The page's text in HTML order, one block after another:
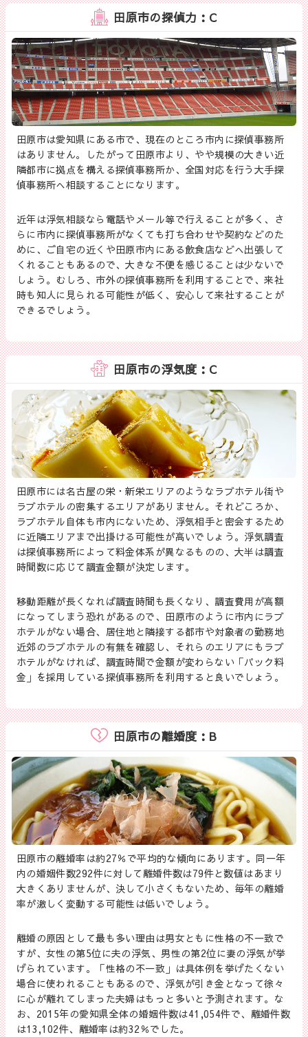
田原市の探偵力：C
田原市は愛知県にある市で、現在のところ市内に探偵事務所
はありません。したがって田原市より、やや規模の大きい近
隣都市に拠点を構える探偵事務所か、全国対応を行う大手探
偵事務所へ相談することになります。
近年は浮気相談なら電話やメール等で行えることが多く、さ
らに市内に探偵事務所がなくても打ち合わせや契約などのた
めに、ご自宅の近くや田原市内にある飲食店などへ出張して
くれることもあるので、大きな不便を感じることは少ないで
しょう。むしろ、市外の探偵事務所を利用することで、来社
時も知人に見られる可能性が低く、安心して来社することが
できるでしょう。
田原市の浮気度：C
田原市には名古屋の栄・新栄エリアのようなラブホテル街や
ラブホテルの密集するエリアがありません。それどころか、
ラブホテル自体も市内にないため、浮気相手と密会するため
に近隣エリアまで出掛ける可能性が高いでしょう。浮気調査
は探偵事務所によって料金体系が異なるものの、大半は調査
時間数に応じて調査金額が決定します。
移動距離が長くなれば調査時間も長くなり、調査費用が高額
になってしまう恐れがあるので、田原市のように市内にラブ
ホテルがない場合、居住地と隣接する都市や対象者の勤務地
近郊のラブホテルの有無を確認し、それらのエリアにもラブ
ホテルがなければ、調査時間で金額が変わらない「パック料
金」を採用している探偵事務所を利用すると良いでしょう。
田原市の離婚度：B
田原市の離婚率は約27％で平均的な傾向にあります。同一年
内の婚姻件数292件に対して離婚件数は79件と数値はあまり
大きくありませんが、決して小さくもないため、毎年の離婚
率が激しく変動する可能性は低いでしょう。
離婚の原因として最も多い理由は男女ともに性格の不一致で
すが、女性の第5位に夫の浮気、男性の第2位に妻の浮気が挙
げられています。「性格の不一致」は具体例を挙げたくない
場合に使われることもあるので、浮気が引き金となって徐々
に心が離れてしまった夫婦はもっと多いと予測されます。な
お、2015年の愛知県全体の婚姻件数は41,054件で、離婚件数
は13,102件、離婚率は約32％でした。